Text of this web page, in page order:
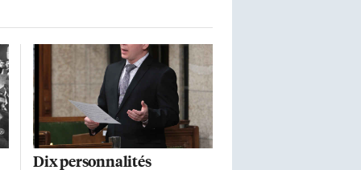
Dix personnalités